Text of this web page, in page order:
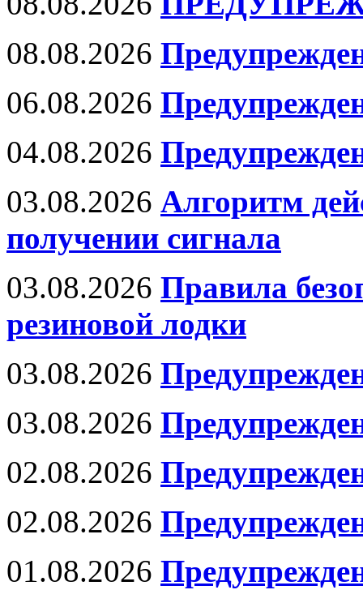
08.08.2026
06.08.2026
04.08.2026
03.08.2026 Алгоритм
получении сигнала
03.08.2026 Правила
резиновой лодки
03.08.2026
03.08.2026
02.08.2026
02.08.2026
01.08.2026